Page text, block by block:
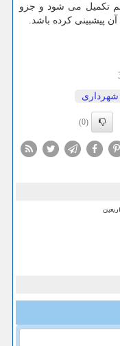
هم تكمیل می شود و جزو
پیشبینی كرده باشد.
شهرداری
(0)